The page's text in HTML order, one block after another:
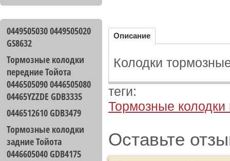
0449505030 0449505020
GS8632
Тормозные колодки
передние Тойота
0446505090 0446505080
04465YZZDE GDB3335
0446512610 GDB3479
Тормозные колодки
задние Тойота
0446605040 GDB4175
Описание
Колодки
теги:
Тормозные колодки
Оставьте